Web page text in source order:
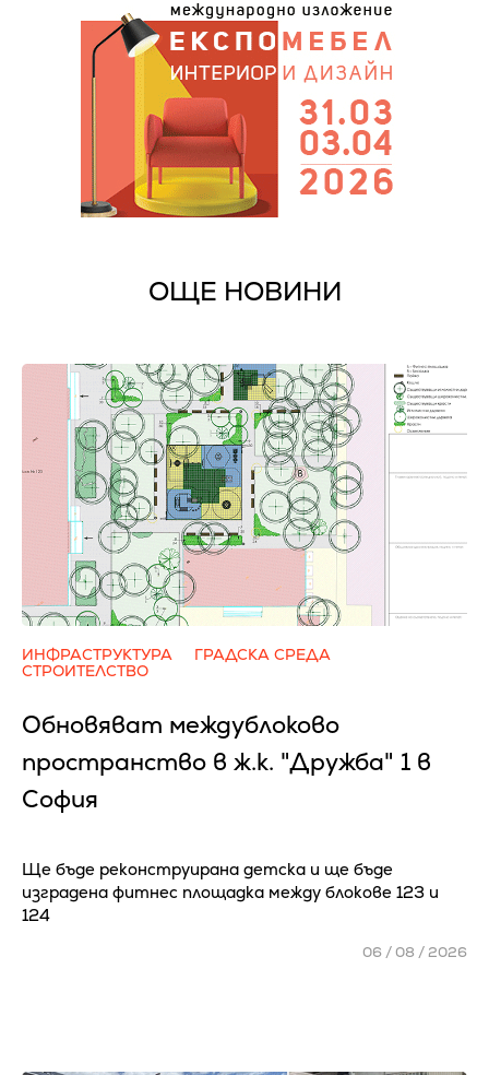
ОЩЕ НОВИНИ
ИНФРАСТРУКТУРА
ГРАДСКА СРЕДА
СТРОИТЕЛСТВО
Обновяват междублоково
пространство в ж.к. "Дружба" 1 в
София
Ще бъде реконструирана детска и ще бъде
изградена фитнес площадка между блокове 123 и
124
06 / 08 / 2026